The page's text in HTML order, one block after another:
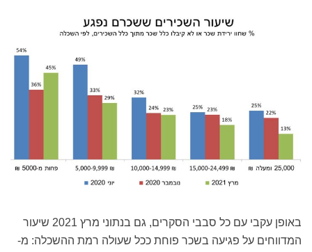
באופן עקבי עם כל סבבי הסקרים, גם בנתוני מרץ 2021 שיעור
המדווחים על פגיעה בשכר פוחת ככל שעולה רמת ההשכלה: מ-